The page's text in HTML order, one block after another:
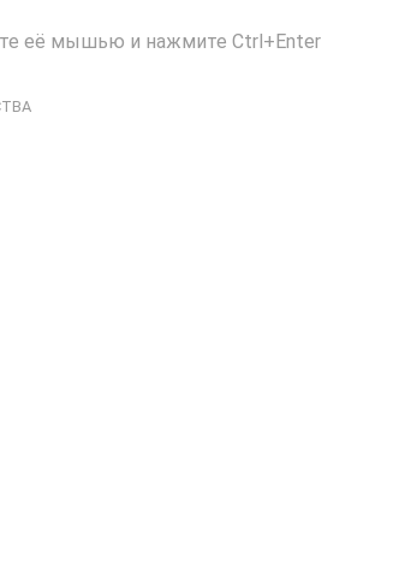
её мышью и нажмите Ctrl+Enter